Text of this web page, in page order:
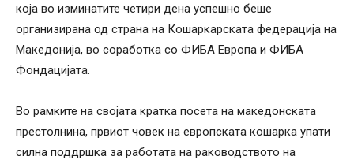
која во изминатите четири дена успешно беше
организирана од страна на Кошаркарската федерација на
Македонија, во соработка со ФИБА Европа и ФИБА
Фондацијата.
Во рамките на својата кратка посета на македонската
престолнина, првиот човек на европската кошарка упати
силна поддршка за работата на раководството на